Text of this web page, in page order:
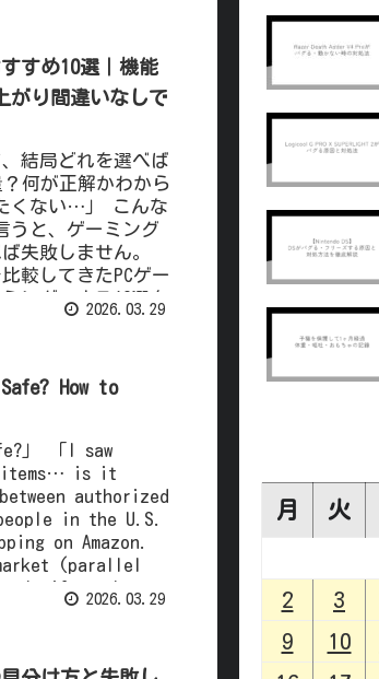
すめ10選｜機能
がり間違いなしで
結局どれを選べば
何が正解かわから
くない…」 こんな
うと、ゲーミング
失敗しません。
較してきたPCゲー
ングマウス10選を
2026.03.29
How to
」 「I saw
items… is it
authorized
in the U.S.
on Amazon.
(parallel
if you know
wisely, you can
2026.03.29
月 火
2
3
9
10